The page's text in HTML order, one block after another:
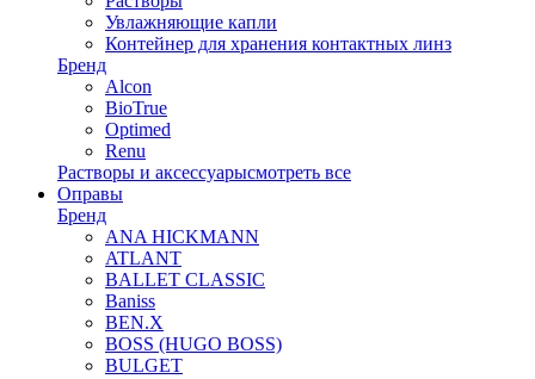
Увлажняющие капли
Контейнер для хранения контактных линз
Бренд
Alcon
BioTrue
Optimed
Renu
Растворы и аксессуарысмотреть все
Оправы
Бренд
ANA HICKMANN
ATLANT
BALLET CLASSIC
Baniss
BEN.X
BOSS (HUGO BOSS)
BULGET